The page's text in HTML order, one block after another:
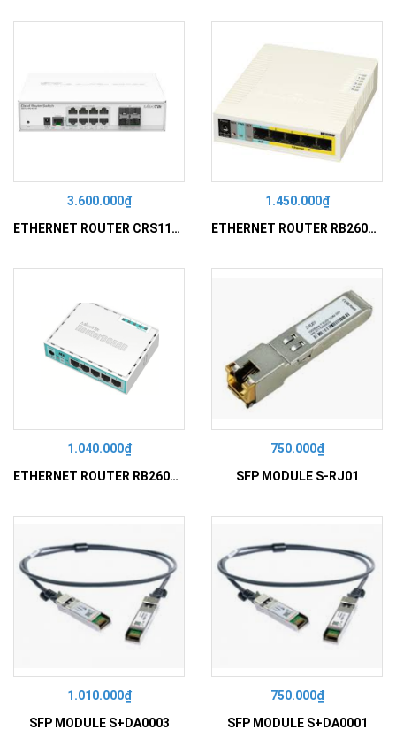
3.600.000₫
ETHERNET ROUTER CRS112-8G-4S-IN
1.450.000₫
ETHERNET ROUTER RB260GSP
1.040.000₫
ETHERNET ROUTER RB260GS
750.000₫
SFP MODULE S-RJ01
1.010.000₫
SFP MODULE S+DA0003
750.000₫
SFP MODULE S+DA0001